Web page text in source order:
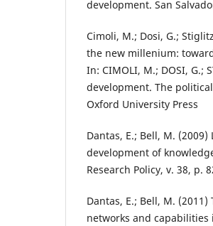
development. San
Cimoli, M.; Dosi, G.;
the new millenium:
In: CIMOLI, M.; DOSI, G.;
development. The
Oxford University Press
Dantas, E.; Bell, M.
development of
Research Policy, v. 38, p.
Dantas, E.; Bell, M.
networks and